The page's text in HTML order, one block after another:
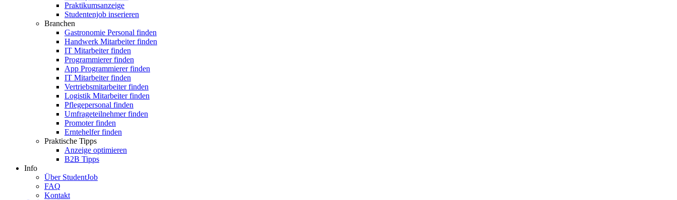
Praktikumsanzeige
Studentenjob inserieren
Branchen
Gastronomie Personal finden
Handwerk Mitarbeiter finden
IT Mitarbeiter finden
Programmierer finden
App Programmierer finden
IT Mitarbeiter finden
Vertriebsmitarbeiter finden
Logistik Mitarbeiter finden
Pflegepersonal finden
Umfrageteilnehmer finden
Promoter finden
Erntehelfer finden
Praktische Tipps
Anzeige optimieren
B2B Tipps
Info
Über StudentJob
FAQ
Kontakt